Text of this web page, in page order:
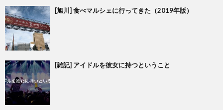
[旭川] 食べマルシェに行ってきた（2019年版）
[雑記] アイドルを彼女に持つということ